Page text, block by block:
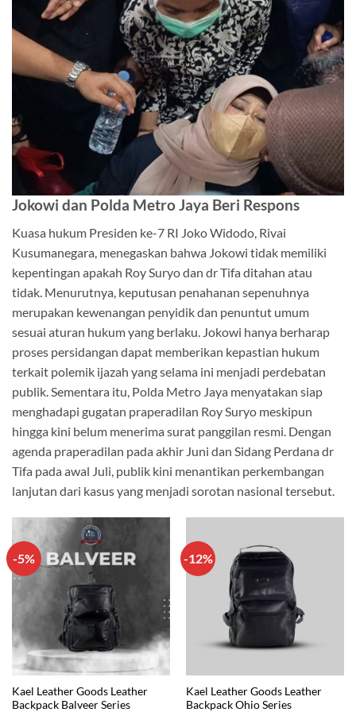
Jokowi dan Polda Metro Jaya Beri Respons
Kuasa hukum Presiden ke-7 RI Joko Widodo, Rivai
Kusumanegara, menegaskan bahwa Jokowi tidak memiliki
kepentingan apakah Roy Suryo dan dr Tifa ditahan atau
tidak. Menurutnya, keputusan penahanan sepenuhnya
merupakan kewenangan penyidik dan penuntut umum
sesuai aturan hukum yang berlaku. Jokowi hanya berharap
proses persidangan dapat memberikan kepastian hukum
terkait polemik ijazah yang selama ini menjadi perdebatan
publik. Sementara itu, Polda Metro Jaya menyatakan siap
menghadapi gugatan praperadilan Roy Suryo meskipun
hingga kini belum menerima surat panggilan resmi. Dengan
agenda praperadilan pada akhir Juni dan Sidang Perdana dr
Tifa pada awal Juli, publik kini menantikan perkembangan
lanjutan dari kasus yang menjadi sorotan nasional tersebut.
-5%
Kael Leather Goods Leather
Backpack Balveer Series
-12%
Kael Leather Goods Leather
Backpack Ohio Series